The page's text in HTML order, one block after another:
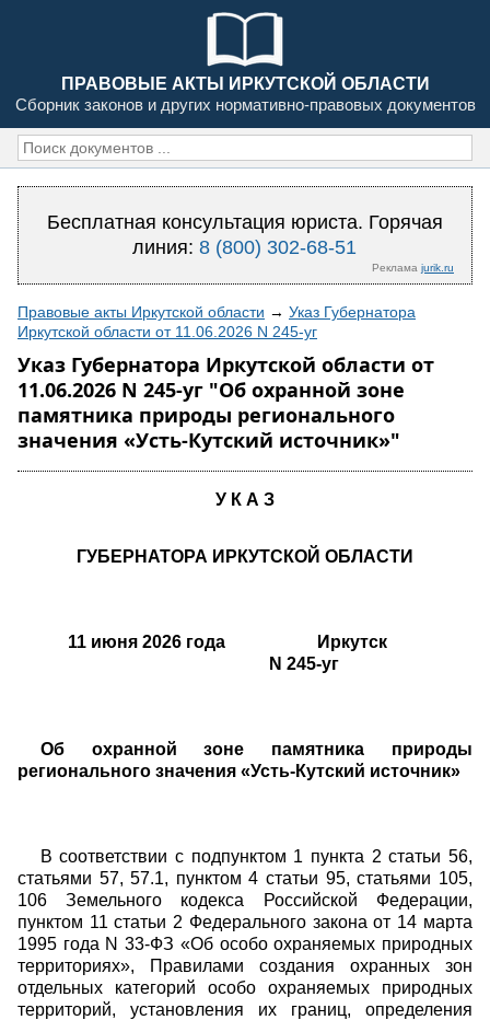
ПРАВОВЫЕ АКТЫ ИРКУТСКОЙ ОБЛАСТИ
Сборник законов и других нормативно-правовых документов
Бесплатная консультация юриста. Горячая
линия:8 (800) 302-68-51
Реклама jurik.ru
Правовые акты Иркутской области → Указ Губернатора
Иркутской области от 11.06.2026 N 245-уг
Указ Губернатора Иркутской области от
11.06.2026 N 245-уг "Об охранной зоне
памятника природы регионального
значения «Усть-Кутский источник»"
У К А З
ГУБЕРНАТОРА ИРКУТСКОЙ ОБЛАСТИ
11 июня 2026 года Иркутск
N 245-уг
Об охранной зоне памятника природы
регионального значения «Усть-Кутский источник»
В соответствии с подпунктом 1 пункта 2 статьи 56,
статьями 57, 57.1, пунктом 4 статьи 95, статьями 105,
106 Земельного кодекса Российской Федерации,
пунктом 11 статьи 2 Федерального закона от 14 марта
1995 года N 33-ФЗ «Об особо охраняемых природных
территориях», Правилами создания охранных зон
отдельных категорий особо охраняемых природных
территорий, установления их границ, определения